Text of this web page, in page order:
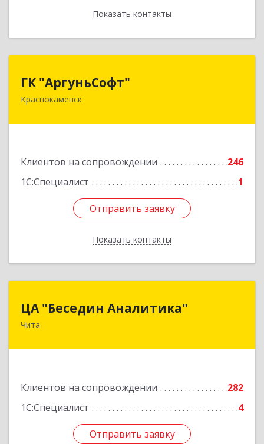
Показать контакты
Назад
ГК "АргуньСофт"
Краснокаменск
Клиентов на сопровождении
246
1С:Специалист
1
Отправить заявку
Показать контакты
674673, Забайкальский край, Краснокаменский
Подробнее
Отправить заявку
Назад
ЦА "Беседин Аналитика"
Чита
Клиентов на сопровождении
282
1С:Специалист
4
Отправить заявку
Отправить заявку